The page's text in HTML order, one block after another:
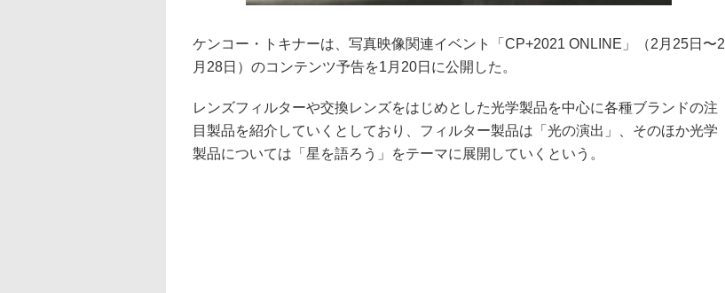
ケンコー・トキナーは、写真映像関連イベント「CP+2021 ONLINE」（2月25日〜2
月28日）のコンテンツ予告を1月20日に公開した。
レンズフィルターや交換レンズをはじめとした光学製品を中心に各種ブランドの注
目製品を紹介していくとしており、フィルター製品は「光の演出」、そのほか光学
製品については「星を語ろう」をテーマに展開していくという。